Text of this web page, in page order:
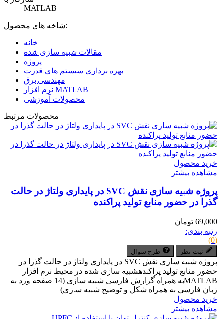
MATLAB
شاخه های محصول:
خانه
مقالات شبیه سازی شده
پروژه
بهره برداری سیستم های قدرت
مهندسی برق
نرم افزار MATLAB
محصولات آموزشی
محصولات مرتبط
خرید محصول
مشاهده بیشتر
پروژه شبیه سازی نقش SVC در پایداری ولتاژ در حالت
گذرا در حضور منابع تولید پراکنده
69,000 تومان
رتبه بندی:
(0)
ثبت نظر طرح سوال
پروژه شبیه سازی نقش SVC در پایداری ولتاژ در حالت گذرا در
حضور منابع تولید پراکندهشبیه سازی شده در محیط نرم افزار
MATLABبه همراه گزارش فارسی شبیه سازی (14 صفحه ورد به
زبان فارسی به همراه شکل و توضیح شبیه سازی)
خرید محصول
مشاهده بیشتر